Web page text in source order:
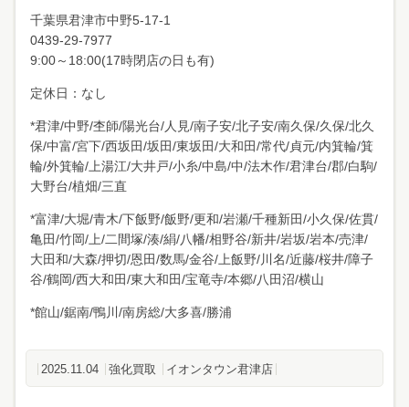
千葉県君津市中野5-17-1
0439-29-7977
9:00～18:00(17時閉店の日も有)
定休日：なし
*君津/中野/杢師/陽光台/人見/南子安/北子安/南久保/久保/北久
保/中富/宮下/西坂田/坂田/東坂田/大和田/常代/貞元/内箕輪/箕
輪/外箕輪/上湯江/大井戸/小糸/中島/中/法木作/君津台/郡/白駒/
大野台/植畑/三直
*富津/大堀/青木/下飯野/飯野/更和/岩瀬/千種新田/小久保/佐貫/
亀田/竹岡/上/二間塚/湊/絹/八幡/相野谷/新井/岩坂/岩本/売津/
大田和/大森/押切/恩田/数馬/金谷/上飯野/川名/近藤/桜井/障子
谷/鶴岡/西大和田/東大和田/宝竜寺/本郷/八田沼/横山
*館山/鋸南/鴨川/南房総/大多喜/勝浦
2025.11.04 強化買取 イオンタウン君津店